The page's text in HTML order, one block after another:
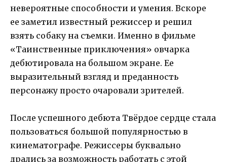
невероятные способности и умения. Вскоре
ее заметил известный режиссер и решил
взять собаку на съемки. Именно в фильме
«Таинственные приключения» овчарка
дебютировала на большом экране. Ее
выразительный взгляд и преданность
персонажу просто очаровали зрителей.
После успешного дебюта Твёрдое сердце стала
пользоваться большой популярностью в
кинематографе. Режиссеры буквально
дрались за возможность работать с этой